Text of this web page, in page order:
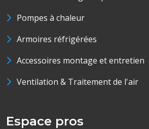
Pompes à chaleur
Armoires réfrigérées
Accessoires montage et entretien
Ventilation & Traitement de l'air
Espace pros